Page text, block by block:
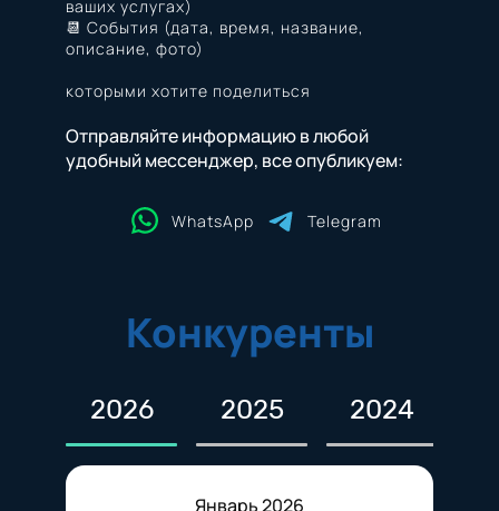
ваших услугах)
📆 События (дата, время, название,
описание, фото)
которыми хотите поделиться
Отправляйте информацию в любой
удобный мессенджер, все опубликуем:
WhatsApp Telegram
Конкуренты
2026 2025 2024
Январь 2026